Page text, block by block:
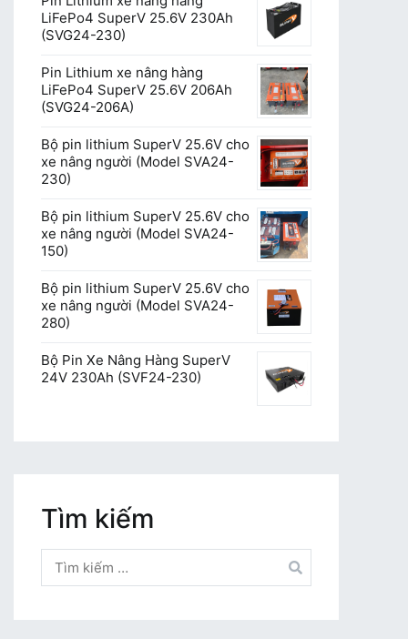
LiFePo4 SuperV 25.6V 230Ah
(SVG24-230)
Pin Lithium xe nâng hàng
LiFePo4 SuperV 25.6V 206Ah
(SVG24-206A)
Bộ pin lithium SuperV 25.6V cho
xe nâng người (Model SVA24-
230)
Bộ pin lithium SuperV 25.6V cho
xe nâng người (Model SVA24-
150)
Bộ pin lithium SuperV 25.6V cho
xe nâng người (Model SVA24-
280)
Bộ Pin Xe Nâng Hàng SuperV
24V 230Ah (SVF24-230)
Tìm kiếm
kiếm
cho: